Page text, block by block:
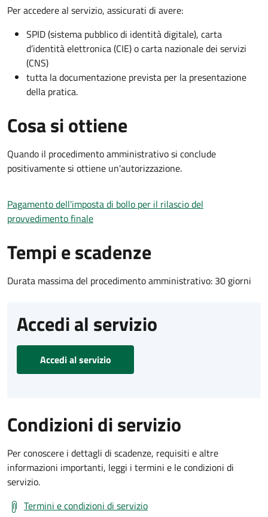
Per accedere al servizio, assicurati di avere:
SPID (sistema pubblico di identità digitale), carta
d’identità elettronica (CIE) o carta nazionale dei servizi
(CNS)
tutta la documentazione prevista per la presentazione
della pratica.
Cosa si ottiene
Quando il procedimento amministrativo si conclude
positivamente si ottiene un'autorizzazione.
Pagamento dell'imposta di bollo per il rilascio del
provvedimento finale
Tempi e scadenze
Durata massima del procedimento amministrativo: 30 giorni
Accedi al servizio
Accedi al servizio
Condizioni di servizio
Per conoscere i dettagli di scadenze, requisiti e altre
informazioni importanti, leggi i termini e le condizioni di
servizio.
Termini e condizioni di servizio